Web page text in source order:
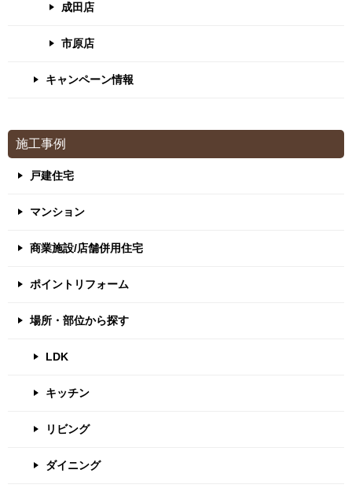
成田店
市原店
キャンペーン情報
施工事例
戸建住宅
マンション
商業施設/店舗併用住宅
ポイントリフォーム
場所・部位から探す
LDK
キッチン
リビング
ダイニング